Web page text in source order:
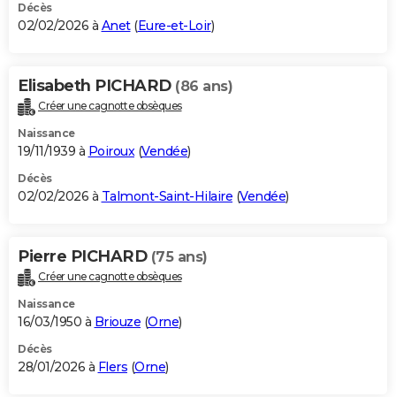
Décès
02/02/2026 à Anet(Eure-et-Loir)
Elisabeth PICHARD (86 ans)
Créer une cagnotte obsèques
Naissance
19/11/1939 à Poiroux(Vendée)
Décès
02/02/2026 à Talmont-Saint-Hilaire (Vendée)
Pierre PICHARD (75 ans)
Créer une cagnotte obsèques
Naissance
16/03/1950 à Briouze (Orne)
Décès
28/01/2026 à Flers (Orne)